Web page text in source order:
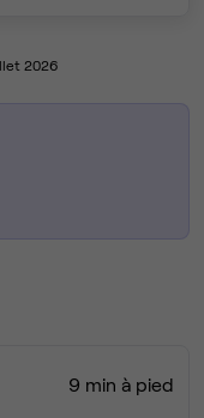
2026
9 min à pied